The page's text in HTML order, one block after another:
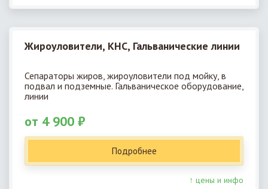
Жироуловители, КНС, Гальванические линии
Сепараторы жиров, жироуловители под мойку, в
подвал и подземные. Гальваническое оборудование,
линии
от 4 900 ₽
Подробнее
↑ цены и инфо